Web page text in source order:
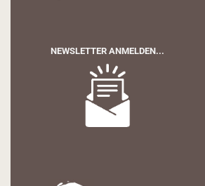
NEWSLETTER ANMELDEN...